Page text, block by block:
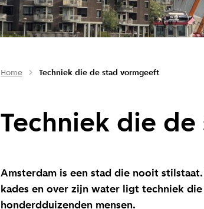
Home Techniek die de stad vormgeeft
Techniek die
Amsterdam is een stad die nooit
kades en over zijn water ligt techniek
honderdduizenden mensen.